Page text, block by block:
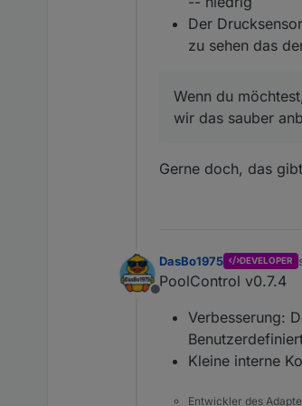
Der
zu sehen das
Wenn du
wir das sauber
Gerne doch, das
Offline
DasBo1975 DEVELOPER
PoolControl v0.7.4
Verbesserung:
Kleine interne
Entwickler des